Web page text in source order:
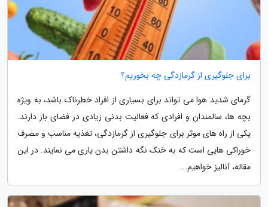
برای جلوگیری از گرمازدگی چه بخوریم؟
گرمای شدید هوا می تواند برای بسیاری از افراد خطرناک باشد، به ویژه
بچه ها، سالمندان و افرادی که فعالیت بدنی زیادی در فضای باز دارند.
یکی از راه های موثر برای جلوگیری از گرمازدگی، تغذیه مناسب و مصرف
خوراکی هایی است که به خنک نگه داشتن بدن یاری می نمایند. در این
مقاله، آنالیز خواهیم...